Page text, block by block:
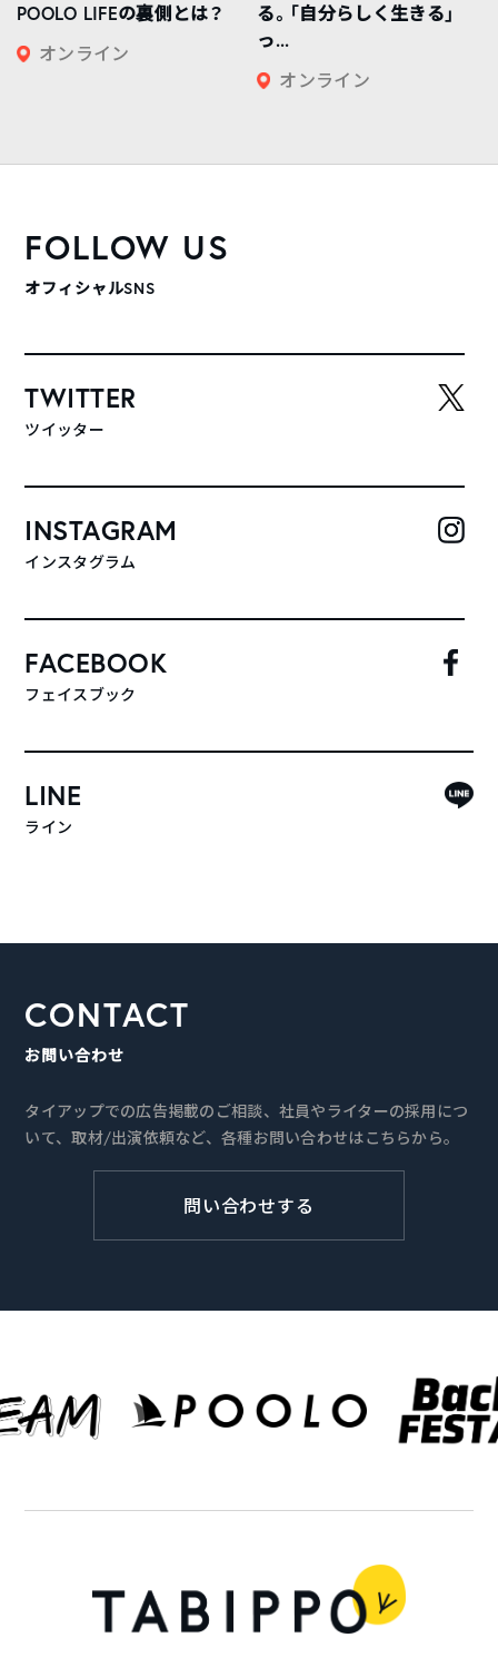
POOLO LIFEの裏側とは？
オンライン
る。「自分らしく生きる」
っ...
オンライン
FOLLOW US
オフィシャルSNS
TWITTER
ツイッター
INSTAGRAM
インスタグラム
FACEBOOK
フェイスブック
LINE
ライン
CONTACT
お問い合わせ
タイアップでの広告掲載のご相談、社員やライターの採用につ
いて、取材/出演依頼など、各種お問い合わせはこちらから。
問い合わせする